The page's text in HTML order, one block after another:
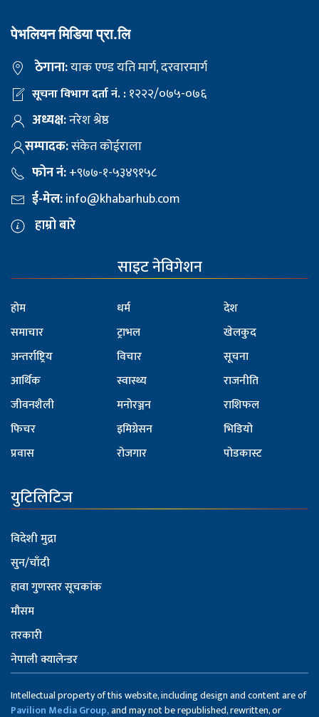
पेभलियन मिडिया प्रा.लि
ठेगाना:याक एण्ड यति मार्ग, दरवारमार्ग
सूचना विभाग दर्ता नं. :१२२२/०७५-०७६
अध्यक्ष:नरेश श्रेष्ठ
सम्पादक:संकेत कोईराला
फोन नं:+९७७-१-५३४९१५८
ई-मेल:info@khabarhub.com
हाम्रो बारे
साइट नेविगेशन
होम
समाचार
अन्तर्राष्ट्रिय
आर्थिक
जीवनशैली
फिचर
प्रवास
धर्म
ट्राभल
विचार
स्वास्थ्य
मनोरञ्जन
इमिग्रेसन
रोजगार
देश
खेलकुद
सूचना
राजनीति
राशिफल
भिडियो
पोडकास्ट
युटिलिटिज
विदेशी मुद्रा
सुन/चाँदी
हावा गुणस्तर सूचकांक
मौसम
तरकारी
नेपाली क्यालेन्डर
Intellectual property of this website, including design and content are of
Pavilion Media Group,and may not be republished, rewritten, or